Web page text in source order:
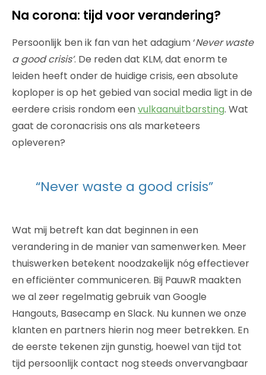
Na corona: tijd voor verandering?
Persoonlijk ben ik fan van het adagium ‘Never waste
a good crisis’. De reden dat KLM, dat enorm te
leiden heeft onder de huidige crisis, een absolute
koploper is op het gebied van social media ligt in de
eerdere crisis rondom eenvulkaanuitbarsting. Wat
gaat de coronacrisis ons als marketeers
opleveren?
“Never waste a good crisis”
Wat mij betreft kan dat beginnen in een
verandering in de manier van samenwerken. Meer
thuiswerken betekent noodzakelijk nóg effectiever
en efficiënter communiceren. Bij PauwR maakten
we al zeer regelmatig gebruik van Google
Hangouts, Basecamp en Slack. Nu kunnen we onze
klanten en partners hierin nog meer betrekken. En
de eerste tekenen zijn gunstig, hoewel van tijd tot
tijd persoonlijk contact nog steeds onvervangbaar